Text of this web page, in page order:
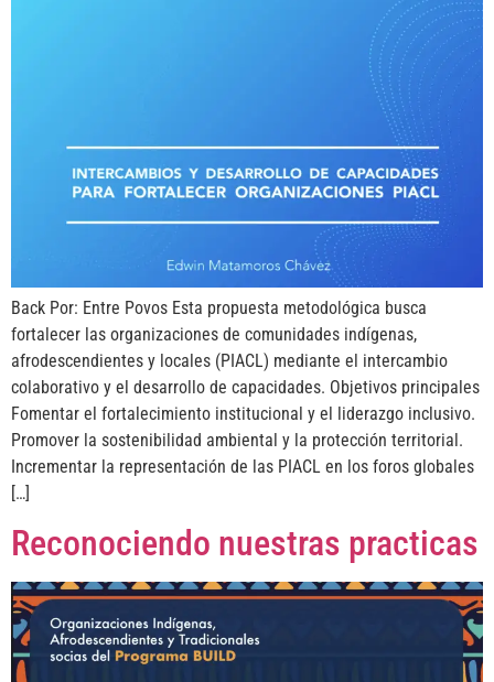
Back Por: Entre Povos Esta propuesta metodológica busca
fortalecer las organizaciones de comunidades indígenas,
afrodescendientes y locales (PIACL) mediante el intercambio
colaborativo y el desarrollo de capacidades. Objetivos principales
Fomentar el fortalecimiento institucional y el liderazgo inclusivo.
Promover la sostenibilidad ambiental y la protección territorial.
Incrementar la representación de las PIACL en los foros globales
[…]
Reconociendo nuestras practicas